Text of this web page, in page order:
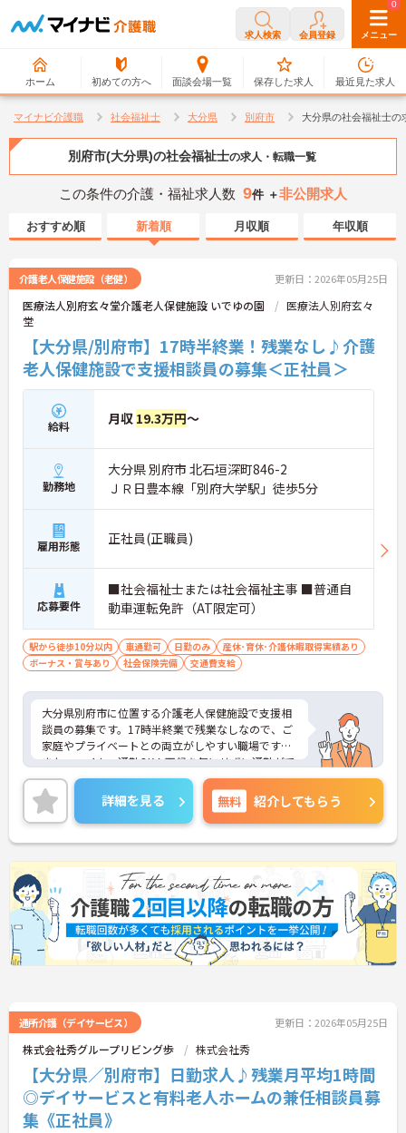
求人検索 会員登録 メニュー
ホーム 初めての方へ 面談会場一覧
0
保存した求人
0
最近見た求人
マイナビ介護職 社会福祉士 大分県 別府市 大分県の社会福祉士の
別府市(大分県)の社会福祉士の求人・転職一覧
この条件の介護・福祉求人数 9件 ＋非公開求人
おすすめ順 新着順 月収順 年収順
介護老人保健施設（老健） 更新日：2026年05月25日
医療法人別府玄々堂介護老人保健施設 いでゆの園
医療法人別府玄々
堂
【大分県/別府市】17時半終業！残業なし♪介護
老人保健施設で支援相談員の募集＜正社員＞
給料 月収 19.3万円～
勤務地
大分県 別府市 北石垣深町846-2
ＪＲ日豊本線「別府大学駅」徒歩5分
雇用形態 正社員(正職員)
応募要件
■社会福祉士または社会福祉主事 ■普通自
動車運転免許（AT限定可）
駅から徒歩10分以内 車通勤可 日勤のみ
産休･育休･介護休暇取得実績あり
ボーナス・賞与あり
社会保険完備 交通費支給
大分県別府市に位置する介護老人保健施設で支援相
談員の募集です。17時半終業で残業なしなので、ご
家庭やプライベートとの両立がしやすい職場です！
また、マイカー通勤OK！天候を気にせずに通勤がで
きます♪ご興味のある方はご面接のポイントお伝え
しますのでご気軽にお問い合わせください。
詳細を見る 無料 紹介してもらう
通所介護（デイサービス） 更新日：2026年05月25日
株式会社秀グループリビング歩 株式会社秀
【大分県／別府市】日勤求人♪残業月平均1時間
◎デイサービスと有料老人ホームの兼任相談員募
集《正社員》